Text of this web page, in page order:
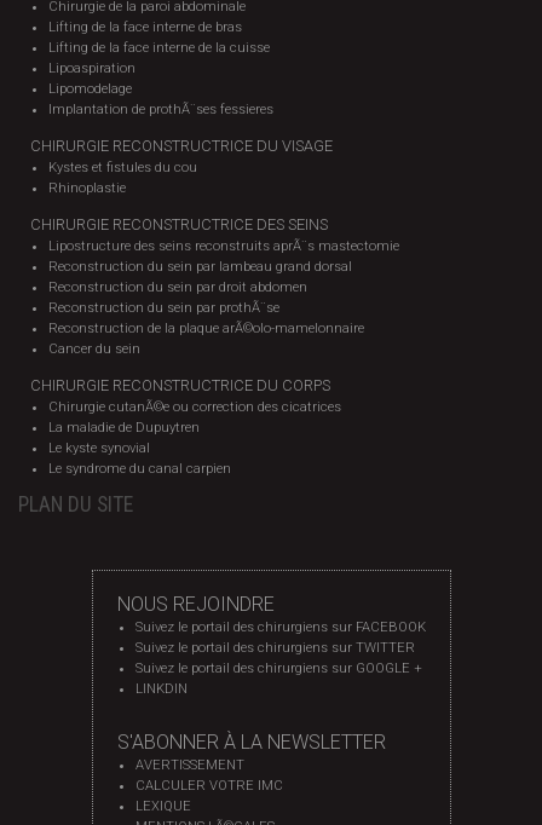
Chirurgie de la paroi abdominale
Lifting de la face interne de bras
Lifting de la face interne de la cuisse
Lipoaspiration
Lipomodelage
Implantation de prothÃ¨ses fessieres
CHIRURGIE RECONSTRUCTRICE DU VISAGE
Kystes et fistules du cou
Rhinoplastie
CHIRURGIE RECONSTRUCTRICE DES SEINS
Lipostructure des seins reconstruits aprÃ¨s mastectomie
Reconstruction du sein par lambeau grand dorsal
Reconstruction du sein par droit abdomen
Reconstruction du sein par prothÃ¨se
Reconstruction de la plaque arÃ©olo-mamelonnaire
Cancer du sein
CHIRURGIE RECONSTRUCTRICE DU CORPS
Chirurgie cutanÃ©e ou correction des cicatrices
La maladie de Dupuytren
Le kyste synovial
Le syndrome du canal carpien
PLAN DU SITE
NOUS REJOINDRE
Suivez le portail des chirurgiens sur FACEBOOK
Suivez le portail des chirurgiens sur TWITTER
Suivez le portail des chirurgiens sur GOOGLE +
LINKDIN
S'ABONNER À LA NEWSLETTER
AVERTISSEMENT
CALCULER VOTRE IMC
LEXIQUE